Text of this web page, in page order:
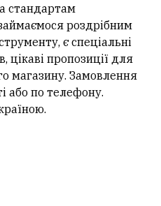
стандартам
роздрібним
є спеціальні
цікаві пропозиції для
магазину. Замовлення
або по телефону.